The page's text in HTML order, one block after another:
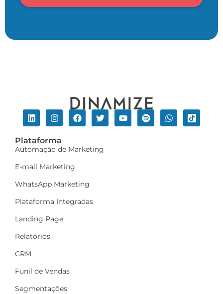
Plataforma
Automação de Marketing
E-mail Marketing
WhatsApp Marketing
Plataforma Integradas
Landing Page
Relatórios
CRM
Funil de Vendas
Segmentações